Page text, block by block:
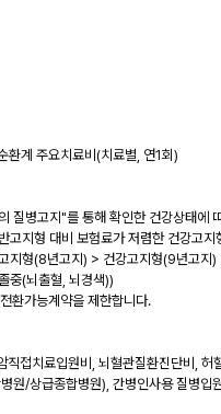
환계 주요치료비(치료별, 연1회)
병고지"를 통해 확인한 건강상태에
지형 대비 보험료가 저렴한 건강고
형(8년고지) > 건강고지형(9년고지
중(뇌출혈, 뇌경색))
환가능계약을 제한합니다.
접치료입원비, 뇌혈관질환진단비, 허
원/상급종합병원), 간병인사용 질병